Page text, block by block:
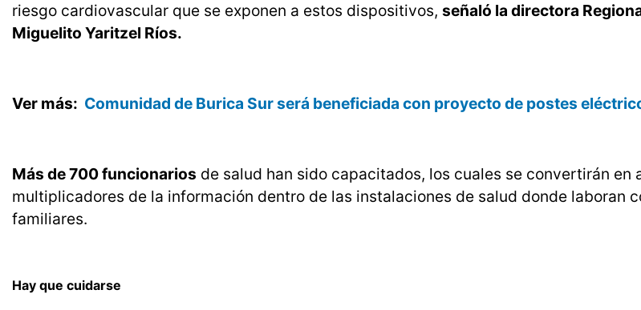
riesgo cardiovascular que se exponen a estos dispositivos, señaló la directora
Miguelito Yaritzel Ríos.
Ver más: Comunidad de Burica Sur será beneficiada con proyecto de postes
Más de 700 funcionarios de salud han sido capacitados, los cuales se convertirán en
multiplicadores de la información dentro de las instalaciones de salud donde laboran
familiares.
Hay que cuidarse